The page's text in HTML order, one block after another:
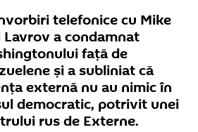
telefonice cu Mike
Lavrov a condamnat
față de
și a subliniat că
externă nu au nimic în
democratic, potrivit unei
rus de Externe.